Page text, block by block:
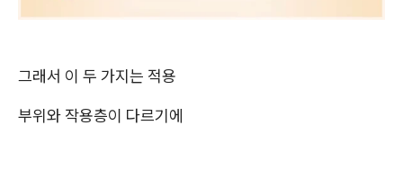
그래서 이 두 가지는 적용
부위와 작용층이 다르기에